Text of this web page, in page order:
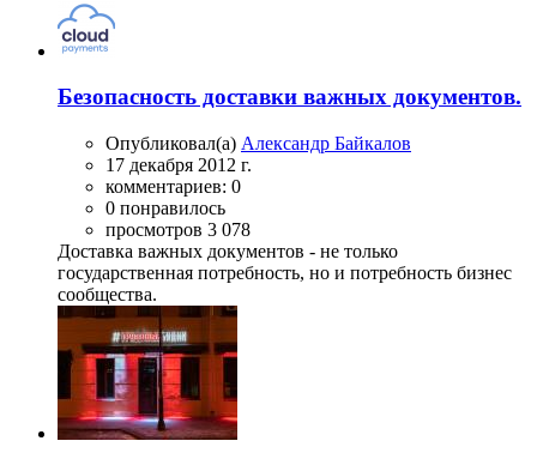
Безопасность доставки важных документов.
Опубликовал(а) Александр Байкалов
17 декабря 2012 г.
комментариев: 0
0 понравилось
просмотров 3 078
Доставка важных документов - не только
государственная потребность, но и потребность бизнес
сообщества.